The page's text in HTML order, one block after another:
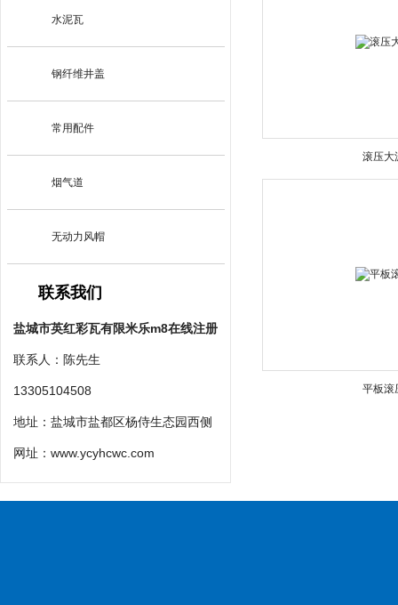
水泥瓦
钢纤维井盖
常用配件
烟气道
无动力风帽
联系我们
盐城市英红彩瓦有限米乐m8在线注册
联系人：陈先生
13305104508
地址：盐城市盐都区杨侍生态园西侧
网址： www.ycyhcwc.com
滚压大
平板滚